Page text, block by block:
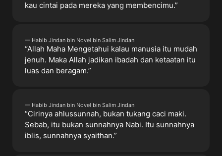
kau cintai pada mereka yang membencimu.”
— Habib Jindan bin Novel bin Salim Jindan
“Allah Maha Mengetahui kalau manusia itu mudah
jenuh. Maka Allah jadikan ibadah dan ketaatan itu
luas dan beragam.”
— Habib Jindan bin Novel bin Salim Jindan
“Cirinya ahlussunnah, bukan tukang caci maki.
Sebab, itu bukan sunnahnya Nabi. Itu sunnahnya
iblis, sunnahnya syaithan.”